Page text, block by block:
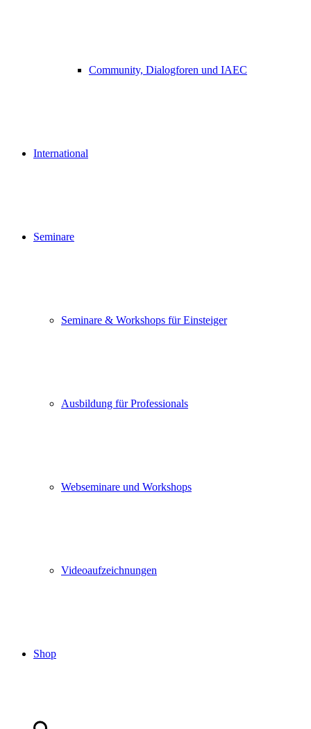
Community, Dialogforen und IAEC
International
Seminare
Seminare & Workshops für Einsteiger
Ausbildung für Professionals
Webseminare und Workshops
Videoaufzeichnungen
Shop